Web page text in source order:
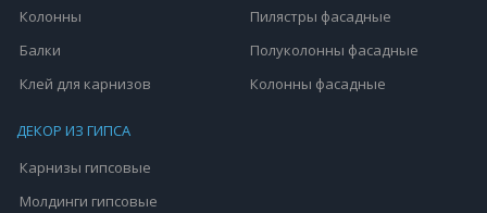
Колонны
Балки
Клей для карнизов
Пилястры фасадные
Полуколонны фасадные
Колонны фасадные
ДЕКОР ИЗ ГИПСА
Карнизы гипсовые
Молдинги гипсовые